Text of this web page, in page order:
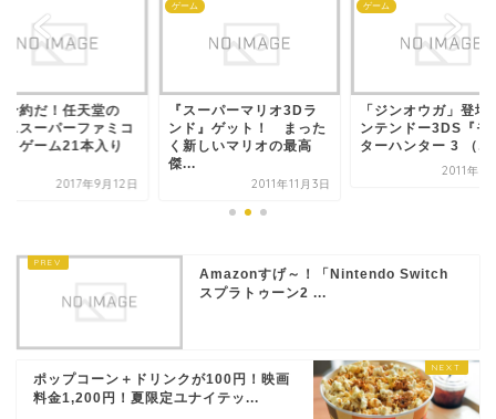
予約だ！任天堂の
ニスーパーファミコ
、ゲーム21本入り
2017年9月12日
ゲーム
『スーパーマリオ3Dラ
ンド』ゲット！ まった
く新しいマリオの最高
傑...
2011年11月3日
ゲーム
「ジンオウガ」登場
ンテンドー3DS『モ
ターハンター 3 （...
2011年9
Amazonすげ～！「Nintendo Switch
スプラトゥーン2 ...
ポップコーン＋ドリンクが100円！映画
料金1,200円！夏限定ユナイテッ...